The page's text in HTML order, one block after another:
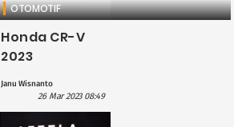
OTOMOTIF
Honda CR-V
2023
Thailand,
Harganya
Janu Wisnanto
26 Mar 2023 08:49